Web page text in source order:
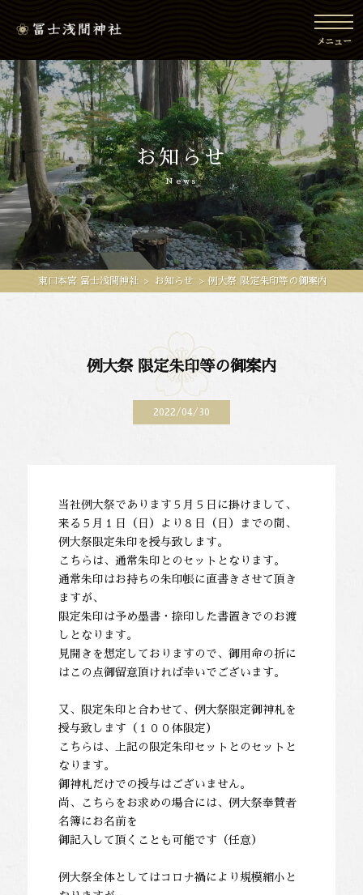
メニュー
お知らせ
News
東口本宮 冨士浅間神社 > お知らせ > 例大祭 限定朱印等の御案内
例大祭 限定朱印等の御案内
2022/04/30
当社例大祭であります５月５日に掛けまして、
来る５月１日（日）より８日（日）までの間、
例大祭限定朱印を授与致します。
こちらは、通常朱印とのセットとなります。
通常朱印はお持ちの朱印帳に直書きさせて頂き
ますが、
限定朱印は予め墨書・捺印した書置きでのお渡
しとなります。
見開きを想定しておりますので、御用命の折に
はこの点御留意頂ければ幸いでございます。
又、限定朱印と合わせて、例大祭限定御神札を
授与致します（１００体限定）
こちらは、上記の限定朱印セットとのセットと
なります。
御神札だけでの授与はございません。
尚、こちらをお求めの場合には、例大祭奉賛者
名簿にお名前を
御記入して頂くことも可能です（任意）
例大祭全体としてはコロナ禍により規模縮小と